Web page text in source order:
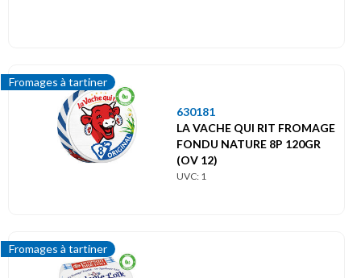
Fromages à tartiner
630181
LA VACHE QUI RIT FROMAGE
FONDU NATURE 8P 120GR
(OV 12)
UVC: 1
Fromages à tartiner